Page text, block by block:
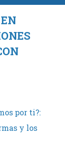
por ti?:
y los